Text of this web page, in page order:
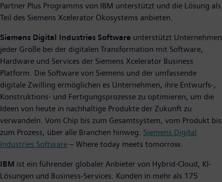
Partner Plus Programms von IBM unterstützt und die Lösung als
Teil des Siemens Xcelerator Ökosystems anbieten.
Siemens Digital Industries Software unterstützt Unternehmen
jeder Größe bei der digitalen Transformation mit Software,
Hardware und Services der Siemens Xcelerator Business
Platform. Die Software von Siemens und der umfassende
digitale Zwilling ermöglichen es Unternehmen, ihre Entwurfs-,
Konstruktions- und Fertigungsprozesse zu optimieren, um die
Ideen von heute in nachhaltige Produkte der Zukunft zu
verwandeln. Vom Chip bis zum Gesamtsystem, vom Produkt bis
zum Prozess, über alle Branchen hinweg. Siemens Digital
Industries Software – Where today meets tomorrow.
IBM ist ein führender globaler Anbieter von Hybrid-Cloud, KI-
Lösungen und Business-Services. Kunden in mehr als 175